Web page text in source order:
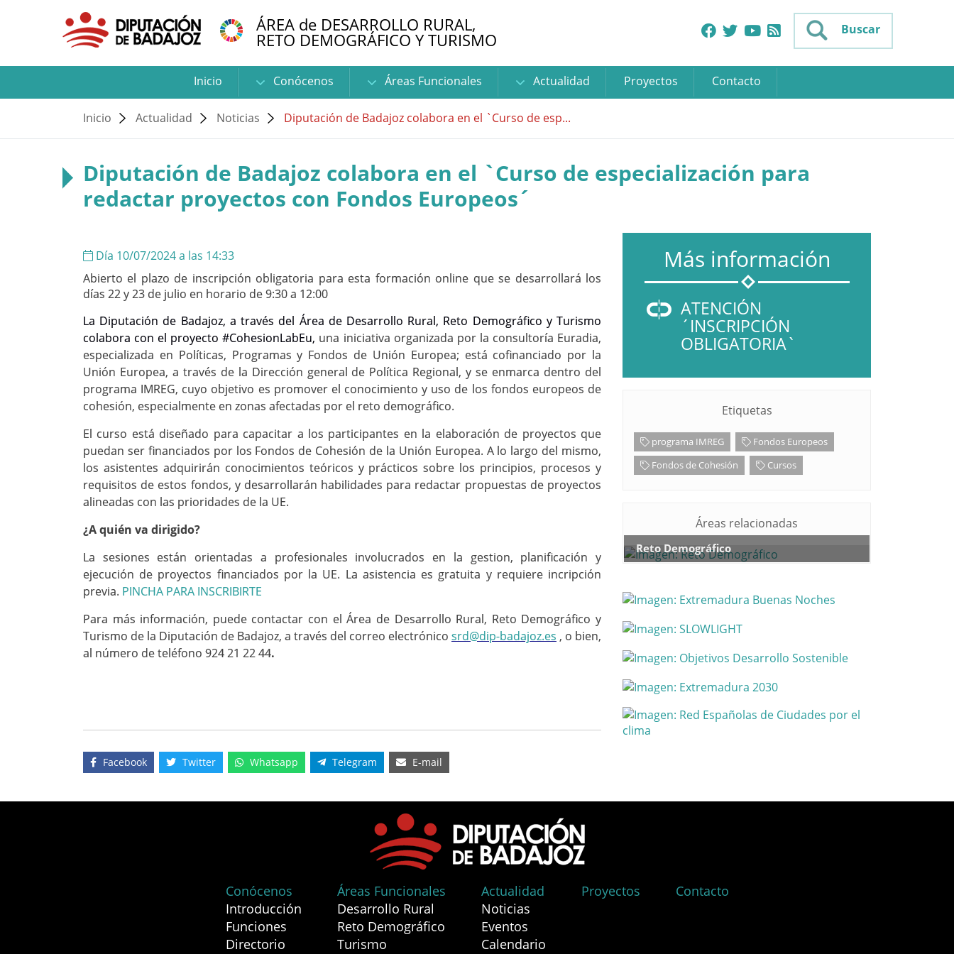
ÁREA de DESARROLLO RURAL,
RETO DEMOGRÁFICO Y TURISMO Buscar
Inicio Conócenos Áreas Funcionales Actualidad Proyectos Contacto
Inicio Actualidad Noticias Diputación de Badajoz colabora en el `Curso de esp...
Diputación de Badajoz colabora en el `Curso de especialización para
redactar proyectos con Fondos Europeos´
Día 10/07/2024 a las 14:33
Abierto el plazo de inscripción obligatoria para esta formación online que se desarrollará los
días 22 y 23 de julio en horario de 9:30 a 12:00
La Diputación de Badajoz, a través del Área de Desarrollo Rural, Reto Demográfico y Turismo
colabora con el proyecto #CohesionLabEu, una iniciativa organizada por la consultoría Euradia,
especializada en Políticas, Programas y Fondos de Unión Europea; está cofinanciado por la
Unión Europea, a través de la Dirección general de Política Regional, y se enmarca dentro del
programa IMREG, cuyo objetivo es promover el conocimiento y uso de los fondos europeos de
cohesión, especialmente en zonas afectadas por el reto demográfico.
El curso está diseñado para capacitar a los participantes en la elaboración de proyectos que
puedan ser financiados por los Fondos de Cohesión de la Unión Europea. A lo largo del mismo,
los asistentes adquirirán conocimientos teóricos y prácticos sobre los principios, procesos y
requisitos de estos fondos, y desarrollarán habilidades para redactar propuestas de proyectos
alineadas con las prioridades de la UE.
¿A quién va dirigido?
La sesiones están orientadas a profesionales involucrados en la gestion, planificación y
ejecución de proyectos financiados por la UE. La asistencia es gratuita y requiere incripción
previa. PINCHA PARA INSCRIBIRTE
Para más información, puede contactar con el Área de Desarrollo Rural, Reto Demográfico y
Turismo de la Diputación de Badajoz, a través del correo electrónico srd@dip-badajoz.es , o bien,
al número de teléfono 924 21 22 44.
Facebook Twitter Whatsapp Telegram E-mail
Más información
ATENCIÓN
´INSCRIPCIÓN
OBLIGATORIA`
Etiquetas
programa IMREG
Fondos Europeos
Fondos de Cohesión
Cursos
Áreas relacionadas
Reto Demográfico
Conócenos
Introducción
Funciones
Directorio
Áreas Funcionales
Desarrollo Rural
Reto Demográfico
Turismo
Actualidad
Noticias
Eventos
Calendario
Proyectos Contacto